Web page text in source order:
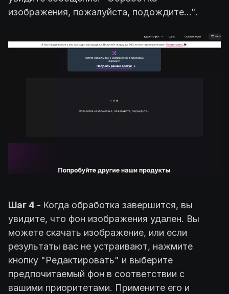
изображения, пожалуйста, подождите...".
Шаг 4 - Когда обработка завершится, вы
увидите, что фон изображения удален. Вы
можете скачать изображение, или если
результаты вас не устраивают, нажмите
кнопку "Редактировать" и выберите
предпочитаемый фон в соответствии с
вашими приоритетами. Примените его и